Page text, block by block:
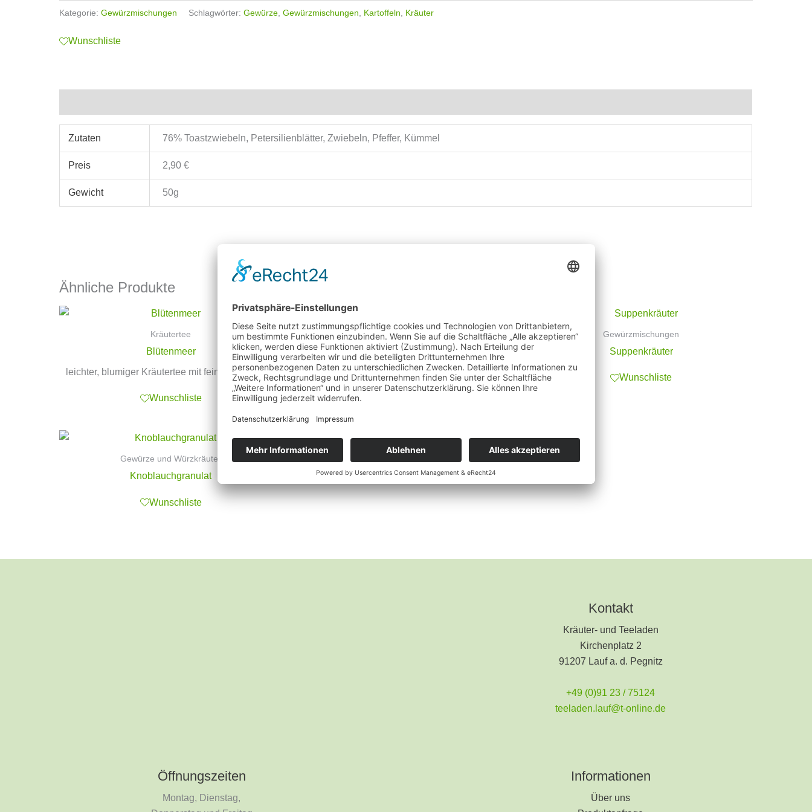
Kategorie:Gewürzmischungen Schlagwörter:Gewürze ,Gewürzmischungen Kartoffeln Kräuter
Wunschliste
Zutaten 76% Toastzwiebeln, Petersilienblätter, Zwiebeln, Pfeffer, Kümmel
Preis 2,90 €
Gewicht 50g
Ähnliche Produkte
Kräutertee
Blütenmeer
leichter, blumiger Kräutertee mit feiner Kirschnote
Wunschliste
Gewürzmischungen
Gurken – Einmachgewürz
Wunschliste
Gewürzmischungen
Suppenkräuter
Wunschliste
Gewürze und Würzkräuter
Knoblauchgranulat
Wunschliste
Kontakt
Kräuter- und Teeladen
Kirchenplatz 2
91207 Lauf a. d. Pegnitz
+49 (0)91 23 / 75124
teeladen.lauf@t-online.de
Öffnungszeiten
Montag, Dienstag,
Informationen
Über uns